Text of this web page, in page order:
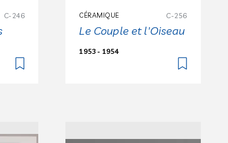
C-246 CÉRAMIQUE C-256
Le Couple et l'Oiseau
1953 - 1954